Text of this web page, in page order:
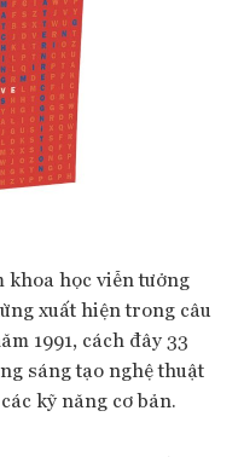
khoa học viễn tưởng
xuất hiện trong câu
1991, cách đây 33
sáng tạo nghệ thuật
kỹ năng cơ bản.